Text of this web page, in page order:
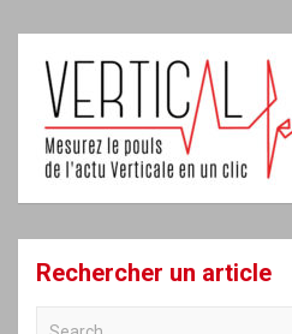
Rechercher un article